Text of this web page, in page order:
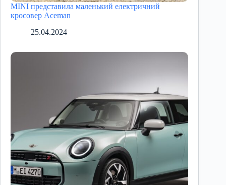
MINI представила маленький електричний
кросовер Aceman
25.04.2024